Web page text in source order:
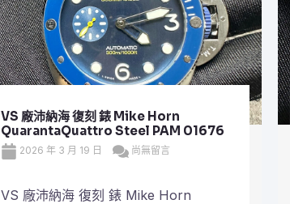
VS 廠沛納海 復刻 錶 Mike Horn
QuarantaQuattro Steel PAM 01676
2026 年 3 月 19 日 尚無留言
VS 廠沛納海 復刻 錶 Mike Horn